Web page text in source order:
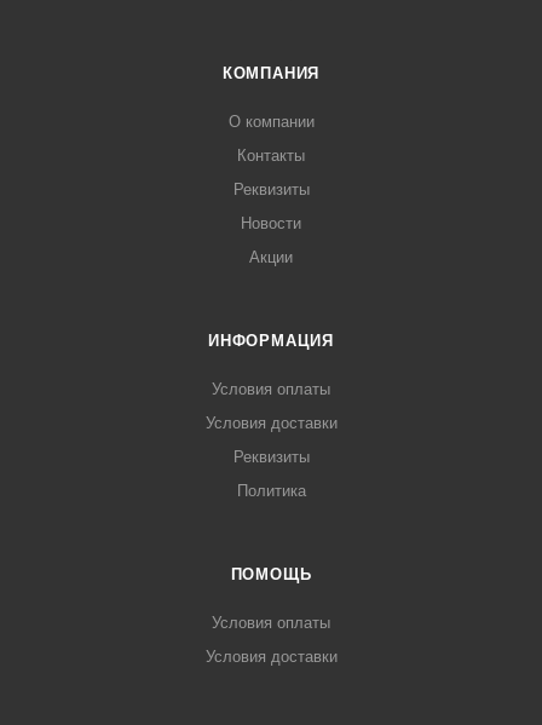
КОМПАНИЯ
О компании
Контакты
Реквизиты
Новости
Акции
ИНФОРМАЦИЯ
Условия оплаты
Условия доставки
Реквизиты
Политика
ПОМОЩЬ
Условия оплаты
Условия доставки